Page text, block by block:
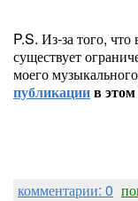
P.S. Из-за того,
существует
моего
публикациив этом
комментарии: 0